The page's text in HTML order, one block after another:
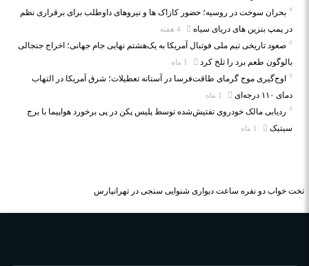
بحران سوخت در روسیه؛ حضور کازاک‌ ها و نیروهای داوطلب برای برقراری نظم
در پمپ بنزین‌ های دریای سیاه
صعود تاریخی تیم ملی فوتبال آمریکا به یک‌هشتم نهایی جام جهانی؛ اخراج جنجالی
بالوگون طعم برد را تلخ کرد
اوج‌گیری موج گرمای طاقت‌فرسا در آستانه تعطیلات؛ شرق آمریکا در التهاب
دمای ۱۱۰ درجه‌ای
ردیابی مالک خودروی تفتیش‌شده توسط پلیس پکن در پی برخورد هواپیما با برج
سیتیک
تخت خواب دو نفره ساعت دیواری شنوایی سنجی در تهرانپارس